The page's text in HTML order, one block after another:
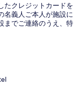
たクレジットカードを
名義人ご本人が施設に
までご連絡のうえ、特